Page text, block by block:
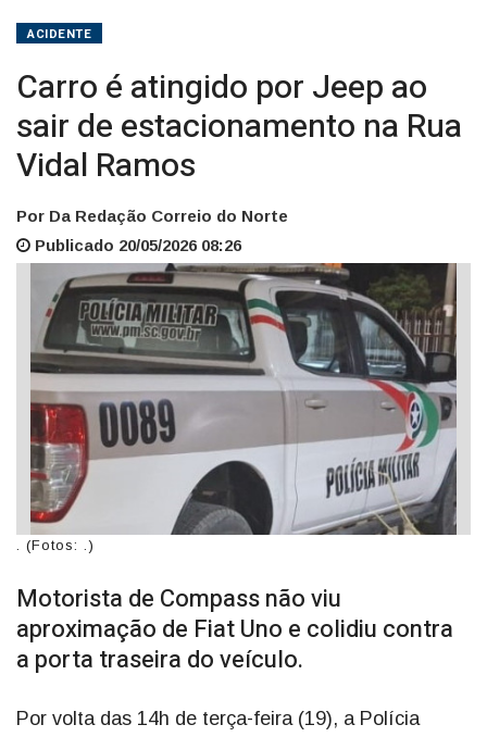
ACIDENTE
Carro é atingido por Jeep ao
sair de estacionamento na Rua
Vidal Ramos
Por Da Redação Correio do Norte
Publicado 20/05/2026 08:26
. (Fotos: .)
Motorista de Compass não viu
aproximação de Fiat Uno e colidiu contra
a porta traseira do veículo.
Por volta das 14h de terça-feira (19), a Polícia